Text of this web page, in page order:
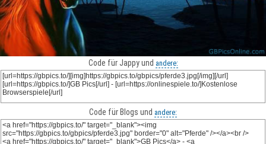
Code für Jappy und andere:
Code für Blogs und andere: